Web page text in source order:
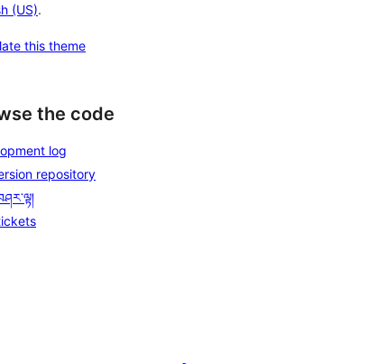
(US).
this theme
the code
log
repository